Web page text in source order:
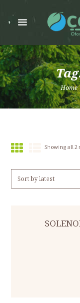
Home
Showing all 2